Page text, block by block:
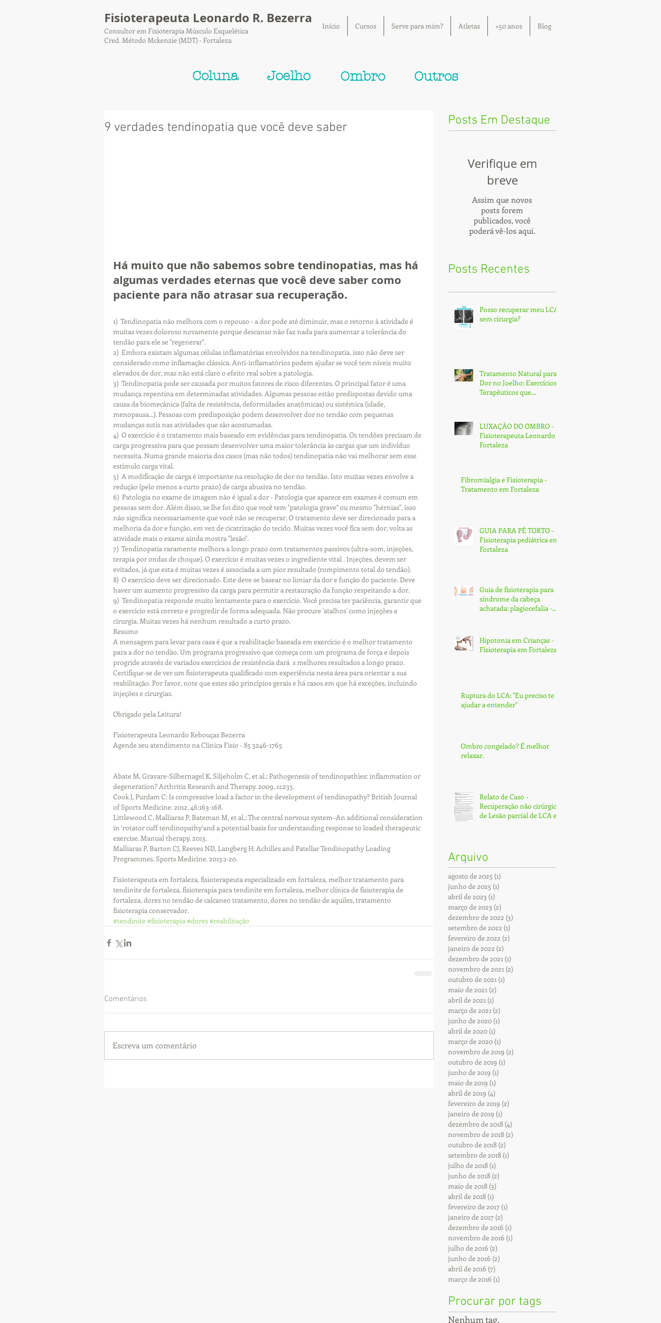
Fisioterapeuta Leonardo R. Bezerra
Consultor em Fisioterapia Músculo Esquelética
Cred. Método Mckenzie (MDT) - Fortaleza
Início Cursos Serve para mim? Atletas +50 anos Blog
Coluna Joelho Ombro Outros
9 verdades tendinopatia que você deve saber
Há muito que não sabemos sobre tendinopatias, mas há
algumas verdades eternas que você deve saber como
paciente para não atrasar sua recuperação.
1)  Tendinopatia não melhora com o repouso - a dor pode até diminuir, mas o retorno à atividade é
muitas vezes doloroso novamente porque descanso não faz nada para aumentar a tolerância do
tendão para ele se "regenerar".
2)  Embora existam algumas células inflamatórias envolvidos na tendinopatia, isso não deve ser
considerado como inflamação clássica. Anti-inflamatórios podem ajudar se você tem níveis muito
elevados de dor, mas não está claro o efeito real sobre a patologia.
3)  Tendinopatia pode ser causada por muitos fatores de risco diferentes. O principal fator é uma
mudança repentina em determinadas atividades. Algumas pessoas estão predispostas devido uma
causa da biomecânica (falta de resistência, deformidades anatômicas) ou sistêmica (idade,
menopausa...). Pessoas com predisposição podem desenvolver dor no tendão com pequenas
mudanças sutis nas atividades que são acostumadas.
4)  O exercício é o tratamento mais baseado em evidências para tendinopatia. Os tendões precisam de
carga progressiva para que possam desenvolver uma maior tolerância às cargas que um indivíduo
necessita. Numa grande maioria dos casos (mas não todos) tendinopatia não vai melhorar sem esse
estímulo carga vital.
5)  A modificação de carga é importante na resolução de dor no tendão. Isto muitas vezes envolve a
redução (pelo menos a curto prazo) de carga abusiva no tendão.
6)  Patologia no exame de imagem não é igual a dor - Patologia que aparece em exames é comum em
pessoas sem dor. Além disso, se lhe foi dito que você tem "patologia grave" ou mesmo "hérnias", isso
não significa necessariamente que você não se recuperar. O tratamento deve ser direcionado para a
melhoria da dor e função, em vez de cicatrização do tecido. Muitas vezes você fica sem dor, volta as
atividade mais o exame ainda mostra "lesão".
7)  Tendinopatia raramente melhora a longo prazo com tratamentos passivos (ultra-som, injeções,
terapia por ondas de choque). O exercício é muitas vezes o ingrediente vital . Injeções, devem ser
evitados, já que esta é muitas vezes é associada a um pior resultado (rompimento total do tendão).
8)  O exercício deve ser direcionado. Este deve se basear no limiar da dor e função do paciente. Deve
haver um aumento progressivo da carga para permitir a restauração da função respeitando a dor.
9)  Tendinopatia responde muito lentamente para o exercício. Você precisa ter paciência, garantir que
o exercício está correto e progredir de forma adequada. Não procure 'atalhos' como injeções e
cirurgia. Muitas vezes há nenhum resultado a curto prazo.
Resumo
A mensagem para levar para casa é que a reabilitação baseada em exercício é o melhor tratamento
para a dor no tendão. Um programa progressivo que começa com um programa de força e depois
progride através de variados exercícios de resistência dará  s melhores resultados a longo prazo.
Certifique-se de ver um fisioterapeuta qualificado com experiência nesta área para orientar a sua
reabilitação. Por favor, note que estes são princípios gerais e há casos em que há exceções, incluindo
injeções e cirurgias.
Obrigado pela Leitura!
Fisioterapeuta Leonardo Rebouças Bezerra
Agende seu atendimento na Clínica Fisio - 85 3246-1765
Abate M, Gravare-Silbernagel K, Siljeholm C, et al.: Pathogenesis of tendinopathies: inflammation or
degeneration? Arthritis Research and Therapy. 2009, 11:235.
Cook J, Purdam C: Is compressive load a factor in the development of tendinopathy? British Journal
of Sports Medicine. 2012, 46:163-168.
Littlewood C, Malliaras P, Bateman M, et al.: The central nervous system–An additional consideration
in ‘rotator cuff tendinopathy’and a potential basis for understanding response to loaded therapeutic
exercise. Manual therapy. 2013.
Malliaras P, Barton CJ, Reeves ND, Langberg H: Achilles and Patellar Tendinopathy Loading
Programmes. Sports Medicine. 2013:1-20.
Fisioterapeuta em fortaleza, fisioterapeuta especializado em fortaleza, melhor tratamento para
tendinite de fortaleza, fisioterapia para tendinite em fortaleza, melhor clínica de fisioterapia de
fortaleza, dores no tendão de calcaneo tratamento, dores no tendão de aquiles, tratamento
fisioterapia conservador.
#tendinite#fisioterapia#dores#reabilitação
Comentários
Escreva um comentário
Posts Em Destaque
Verifique em
breve
Assim que novos
posts forem
publicados, você
poderá vê-los aqui.
Posts Recentes
Posso recuperar meu LCA
sem cirurgia?
Tratamento Natural para
Dor no Joelho: Exercícios
Terapêuticos que
LUXAÇÃO DO OMBRO -
Fisioterapeuta Leonardo -
Fortaleza
Fibromialgia e Fisioterapia -
Tratamento em Fortaleza
GUIA PARA PÉ TORTO -
Fisioterapia pediátrica em
Fortaleza
Guia de fisioterapia para
síndrome da cabeça
achatada: plagiocefalia -
Hipotonia em Crianças -
Fisioterapia em Fortaleza
Ruptura do LCA: ''Eu preciso te
ajudar a entender''
Ombro congelado? É melhor
relaxar.
Relato de Caso -
Recuperação não cirúrgica
de Lesão parcial de LCA e
Arquivo
agosto de 2025 (1)
junho de 2025 (1)
abril de 2023 (1)
março de 2023 (2)
dezembro de 2022 (3)
setembro de 2022 (1)
fevereiro de 2022 (2)
janeiro de 2022 (2)
dezembro de 2021 (1)
novembro de 2021 (2)
outubro de 2021 (1)
maio de 2021 (2)
abril de 2021 (1)
março de 2021 (2)
junho de 2020 (1)
abril de 2020 (1)
março de 2020 (1)
novembro de 2019 (2)
outubro de 2019 (1)
junho de 2019 (1)
maio de 2019 (1)
abril de 2019 (4)
fevereiro de 2019 (2)
janeiro de 2019 (1)
dezembro de 2018 (4)
novembro de 2018 (2)
outubro de 2018 (2)
setembro de 2018 (1)
julho de 2018 (1)
junho de 2018 (2)
maio de 2018 (3)
abril de 2018 (1)
fevereiro de 2017 (1)
janeiro de 2017 (2)
dezembro de 2016 (1)
novembro de 2016 (1)
julho de 2016 (2)
junho de 2016 (2)
abril de 2016 (7)
março de 2016 (1)
Procurar por tags
Nenhum tag.